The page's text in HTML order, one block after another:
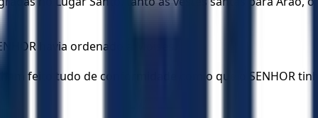
havia ordenado a Moisés.
feito tudo de conformidade com o que o SENHOR